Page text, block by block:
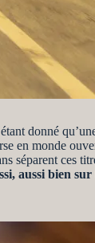
donné
en monde
séparent ces
aussi bien